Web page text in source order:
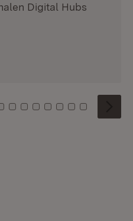
Digital Hubs
3 4 5
Kachel: 6
Zu Kachel: 7
Zu Kachel: 8
Zu Kachel: 9
Zu Kachel: 10
Zu Kachel: 11
Zu Kachel: 12
Zu Kachel:
Zu